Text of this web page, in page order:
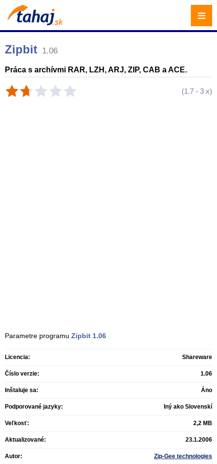
Zipbit 1.06
Práca s archívmi RAR, LZH, ARJ, ZIP, CAB a ACE.
(1.7 - 3 x)
Parametre programu Zipbit 1.06
Licencia: Shareware
Číslo verzie: 1.06
Inštaluje sa: Áno
Podporované jazyky: Iný ako Slovenskí
Veľkosť: 2,2 MB
Aktualizované: 23.1.2006
Autor: Zip-Gee technologies
≡